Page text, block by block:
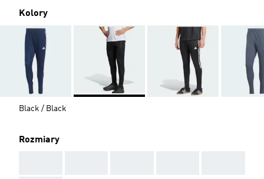
Kolory
Black / Black
Rozmiary